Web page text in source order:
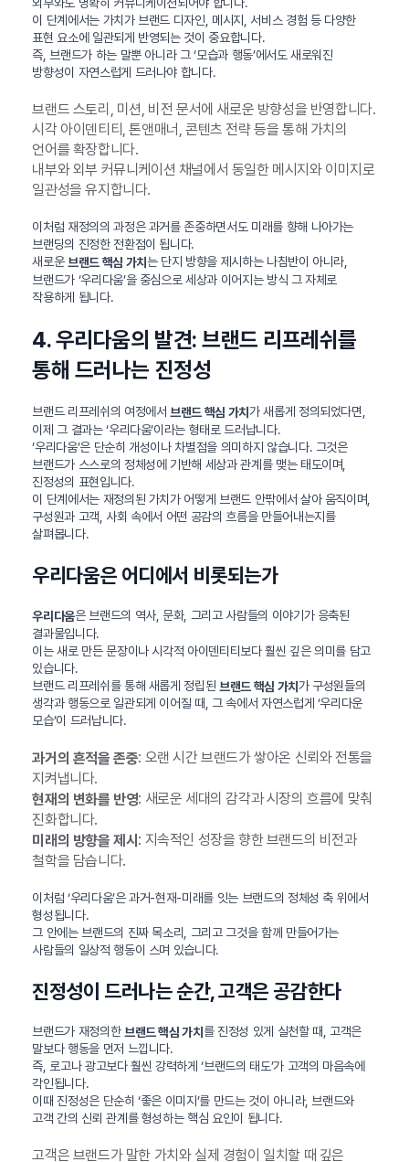
외부와도 명확히 커뮤니케이션되어야 합니다.
이 단계에서는 가치가 브랜드 디자인, 메시지, 서비스 경험 등 다양한
표현 요소에 일관되게 반영되는 것이 중요합니다.
즉, 브랜드가 하는 말뿐 아니라 그 ‘모습과 행동’에서도 새로워진
방향성이 자연스럽게 드러나야 합니다.
브랜드 스토리, 미션, 비전 문서에 새로운 방향성을 반영합니다.
시각 아이덴티티, 톤앤매너, 콘텐츠 전략 등을 통해 가치의
언어를 확장합니다.
내부와 외부 커뮤니케이션 채널에서 동일한 메시지와 이미지로
일관성을 유지합니다.
이처럼 재정의의 과정은 과거를 존중하면서도 미래를 향해 나아가는
브랜딩의 진정한 전환점이 됩니다.
새로운브랜드 핵심 가치 는 단지 방향을 제시하는 나침반이 아니라,
브랜드가 ‘우리다움’을 중심으로 세상과 이어지는 방식 그 자체로
작용하게 됩니다.
4. 우리다움의 발견: 브랜드 리프레쉬를
통해 드러나는 진정성
브랜드 리프레쉬의 여정에서 브랜드 핵심 가치가 새롭게 정의되었다면,
이제 그 결과는 ‘우리다움’이라는 형태로 드러납니다.
‘우리다움’은 단순히 개성이나 차별점을 의미하지 않습니다. 그것은
브랜드가 스스로의 정체성에 기반해 세상과 관계를 맺는 태도이며,
진정성의 표현입니다.
이 단계에서는 재정의된 가치가 어떻게 브랜드 안팎에서 살아 움직이며,
구성원과 고객, 사회 속에서 어떤 공감의 흐름을 만들어내는지를
살펴봅니다.
우리다움은 어디에서 비롯되는가
우리다움은 브랜드의 역사, 문화, 그리고 사람들의 이야기가 응축된
결과물입니다.
이는 새로 만든 문장이나 시각적 아이덴티티보다 훨씬 깊은 의미를 담고
있습니다.
브랜드 리프레쉬를 통해 새롭게 정립된 브랜드 핵심 가치가 구성원들의
생각과 행동으로 일관되게 이어질 때, 그 속에서 자연스럽게 ‘우리다운
모습’이 드러납니다.
과거의 흔적을 존중: 오랜 시간 브랜드가 쌓아온 신뢰와 전통을
지켜냅니다.
현재의 변화를 반영: 새로운 세대의 감각과 시장의 흐름에 맞춰
진화합니다.
미래의 방향을 제시 : 지속적인 성장을 향한 브랜드의 비전과
철학을 담습니다.
이처럼 ‘우리다움’은 과거-현재-미래를 잇는 브랜드의 정체성 축 위에서
형성됩니다.
그 안에는 브랜드의 진짜 목소리, 그리고 그것을 함께 만들어가는
사람들의 일상적 행동이 스며 있습니다.
진정성이 드러나는 순간, 고객은 공감한다
브랜드가 재정의한브랜드 핵심 가치를 진정성 있게 실천할 때, 고객은
말보다 행동을 먼저 느낍니다.
즉, 로고나 광고보다 훨씬 강력하게 ‘브랜드의 태도’가 고객의 마음속에
각인됩니다.
이때 진정성은 단순히 ‘좋은 이미지’를 만드는 것이 아니라, 브랜드와
고객 간의 신뢰 관계를 형성하는 핵심 요인이 됩니다.
고객은 브랜드가 말한 가치와 실제 경험이 일치할 때 깊은